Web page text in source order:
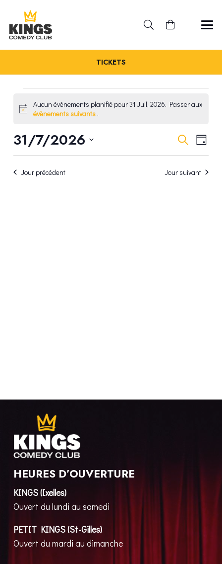
TICKETS
ÉVÈNEMENTS
FOR
31
JUIL,
Notice
Aucun évènements planifié pour 31 Juil, 2026. Passer aux
évènements suivants .
ET
Recherche
DE
Jour
31/7/2026
Sélectionnez
uneJour précédent Jour suivant
HEURES D’OUVERTURE
KINGS (Ixelles)
Ouvert du lundi au samedi
PETIT KINGS (St-Gilles)
Ouvert du mardi au dimanche